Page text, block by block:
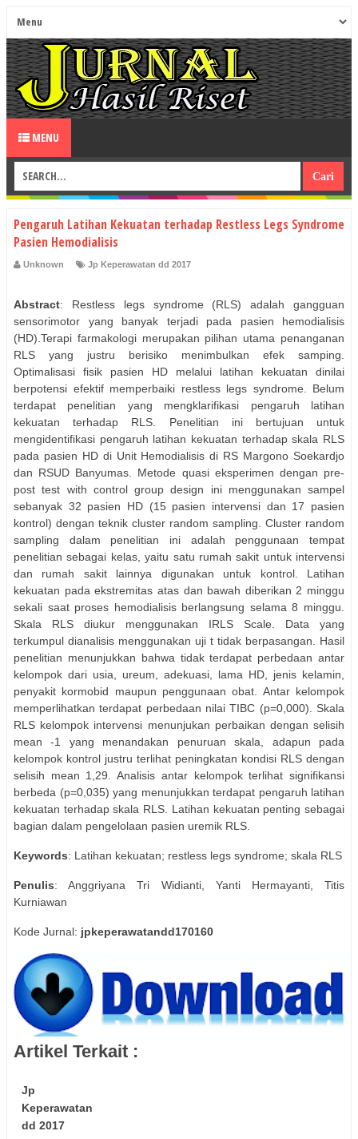
MENU
Pengaruh Latihan Kekuatan terhadap Restless Legs Syndrome
Pasien Hemodialisis
Unknown Jp Keperawatan dd 2017
Abstract: Restless legs syndrome (RLS) adalah gangguan
sensorimotor yang banyak terjadi pada pasien hemodialisis
(HD).Terapi farmakologi merupakan pilihan utama penanganan
RLS yang justru berisiko menimbulkan efek samping.
Optimalisasi fisik pasien HD melalui latihan kekuatan dinilai
berpotensi efektif memperbaiki restless legs syndrome. Belum
terdapat penelitian yang mengklarifikasi pengaruh latihan
kekuatan terhadap RLS. Penelitian ini bertujuan untuk
mengidentifikasi pengaruh latihan kekuatan terhadap skala RLS
pada pasien HD di Unit Hemodialisis di RS Margono Soekardjo
dan RSUD Banyumas. Metode quasi eksperimen dengan pre-
post test with control group design ini menggunakan sampel
sebanyak 32 pasien HD (15 pasien intervensi dan 17 pasien
kontrol) dengan teknik cluster random sampling. Cluster random
sampling dalam penelitian ini adalah penggunaan tempat
penelitian sebagai kelas, yaitu satu rumah sakit untuk intervensi
dan rumah sakit lainnya digunakan untuk kontrol. Latihan
kekuatan pada ekstremitas atas dan bawah diberikan 2 minggu
sekali saat proses hemodialisis berlangsung selama 8 minggu.
Skala RLS diukur menggunakan IRLS Scale. Data yang
terkumpul dianalisis menggunakan uji t tidak berpasangan. Hasil
penelitian menunjukkan bahwa tidak terdapat perbedaan antar
kelompok dari usia, ureum, adekuasi, lama HD, jenis kelamin,
penyakit kormobid maupun penggunaan obat. Antar kelompok
memperlihatkan terdapat perbedaan nilai TIBC (p=0,000). Skala
RLS kelompok intervensi menunjukan perbaikan dengan selisih
mean -1 yang menandakan penuruan skala, adapun pada
kelompok kontrol justru terlihat peningkatan kondisi RLS dengan
selisih mean 1,29. Analisis antar kelompok terlihat signifikansi
berbeda (p=0,035) yang menunjukkan terdapat pengaruh latihan
kekuatan terhadap skala RLS. Latihan kekuatan penting sebagai
bagian dalam pengelolaan pasien uremik RLS.
Keywords: Latihan kekuatan; restless legs syndrome; skala RLS
Penulis: Anggriyana Tri Widianti, Yanti Hermayanti, Titis
Kurniawan
Kode Jurnal: jpkeperawatandd170160
Artikel Terkait :
Jp
Keperawatan
dd 2017